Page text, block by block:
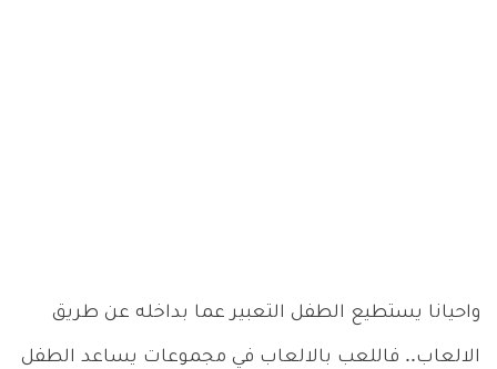
واحيانا يستطيع الطفل التعبير عما بداخله عن طريق
الالعاب.. فاللعب بالالعاب في مجموعات يساعد الطفل